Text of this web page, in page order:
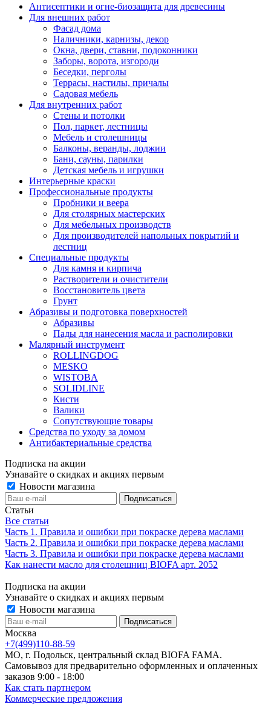
Антисептики и огне-биозащита для древесины
Для внешних работ
Фасад дома
Наличники, карнизы, декор
Окна, двери, ставни, подоконники
Заборы, ворота, изгороди
Беседки, перголы
Террасы, настилы, причалы
Садовая мебель
Для внутренних работ
Стены и потолки
Пол, паркет, лестницы
Мебель и столешницы
Балконы, веранды, лоджии
Бани, сауны, парилки
Детская мебель и игрушки
Интерьерные краски
Профессиональные продукты
Пробники и веера
Для столярных мастерских
Для мебельных производств
Для производителей напольных покрытий и
лестниц
Специальные продукты
Для камня и кирпича
Растворители и очистители
Восстановитель цвета
Грунт
Абразивы и подготовка поверхностей
Абразивы
Пады для нанесения масла и располировки
Малярный инструмент
ROLLINGDOG
MESKO
WISTOBA
SOLIDLINE
Кисти
Валики
Сопутствующие товары
Средства по уходу за домом
Антибактериальные средства
Подписка на акции
Узнавайте о скидках и акциях первым
Новости магазина
Статьи
Все статьи
Часть 1. Правила и ошибки при покраске дерева маслами
Часть 2. Правила и ошибки при покраске дерева маслами
Часть 3. Правила и ошибки при покраске дерева маслами
Как нанести масло для столешниц BIOFA арт. 2052
Подписка на акции
Узнавайте о скидках и акциях первым
Новости магазина
Москва
+7(499)110-88-59
МО, г. Подольск, центральный склад BIOFA FAMA.
Самовывоз для предварительно оформленных и оплаченных
заказов 9:00 - 18:00
Как стать партнером
Коммерческие предложения